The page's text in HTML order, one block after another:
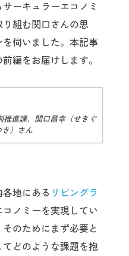
ーキュラーエコノミ
組む関口さんの思
伺いました。本記事
編をお届けします。
推進課、関口昌幸（せきぐ
き）さん
地にある リビングラ
ノミーを実現してい
のためにまず必要と
どのような課題を抱